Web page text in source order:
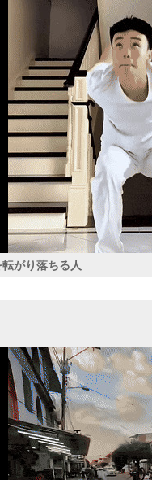
がり落ちる人